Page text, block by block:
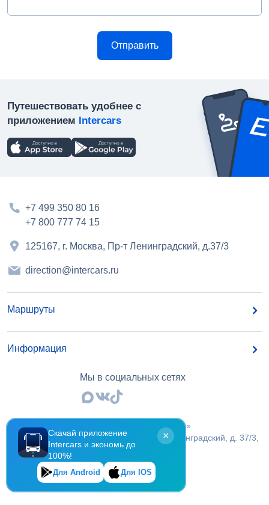
Скачай приложение
Intercars и экономь до
100%!
×
Для Android Для IOS
Путешествовать удобнее с
приложением Intercars
+7 499 350 80 16
+7 800 777 74 15
125167, г. Москва, Пр-т Ленинградский, д.37/3
direction@intercars.ru
Маршруты
Информация
Мы в социальных сетях
, OOO «БайерТранс»
Российская Федерация, г.Москва, Пр-т Ленинградский, д. 37/3,
ИНН 7 714 294 648